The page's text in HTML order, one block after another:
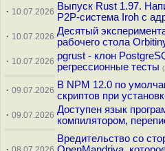
· 10.07.2026 Выпуск Rust 1.97.
P2P-система Iroh с
· 10.07.2026 Десятый
рабочего стола
· 10.07.2026 pgrust - клон
регрессионные тесты
· 09.07.2026 В NPM 12.0 по
скриптов при
· 09.07.2026 Доступен язык
компилятором,
Вредительство со